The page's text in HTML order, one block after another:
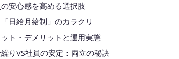
安心感を高める選択肢
日給月給制」のカラクリ
ト・デメリットと運用実態
りVS社員の安定：両立の秘訣